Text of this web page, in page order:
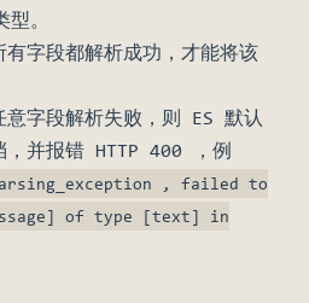
。
有字段都解析成功，才能将该
意字段解析失败，则 ES 默认
，并报错 HTTP 400 ，例
, failed to
of type [text] in